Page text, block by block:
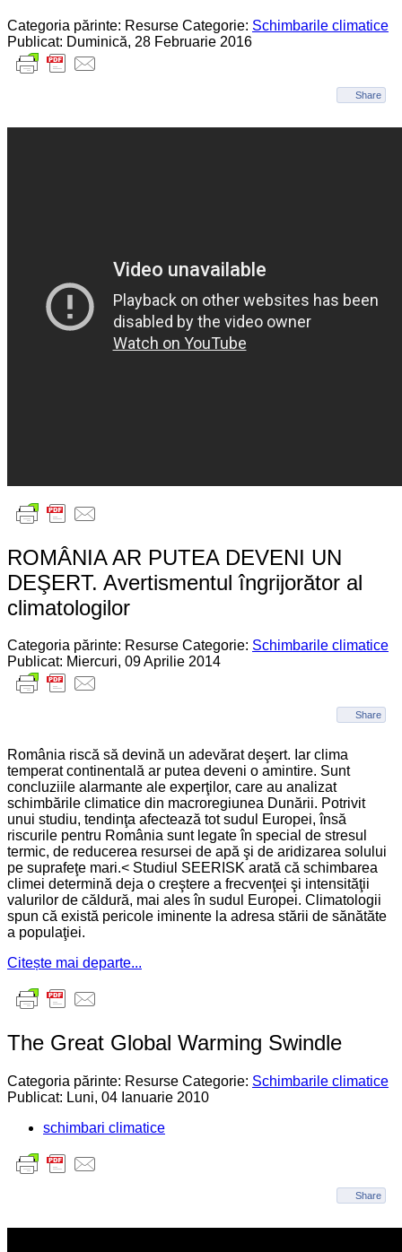
Categoria părinte: Resurse Categorie: Schimbarile climatice
Publicat: Duminică, 28 Februarie 2016
Share
ROMÂNIA AR PUTEA DEVENI UN
DEŞERT. Avertismentul îngrijorător al
climatologilor
Categoria părinte: Resurse Categorie: Schimbarile climatice
Publicat: Miercuri, 09 Aprilie 2014
Share
România riscă să devină un adevărat deşert. Iar clima
temperat continentală ar putea deveni o amintire. Sunt
concluziile alarmante ale experţilor, care au analizat
schimbările climatice din macroregiunea Dunării. Potrivit
unui studiu, tendinţa afectează tot sudul Europei, însă
riscurile pentru România sunt legate în special de stresul
termic, de reducerea resursei de apă şi de aridizarea solului
pe suprafeţe mari.< Studiul SEERISK arată că schimbarea
climei determină deja o creştere a frecvenţei şi intensităţii
valurilor de căldură, mai ales în sudul Europei. Climatologii
spun că există pericole iminente la adresa stării de sănătăte
a populaţiei.
Citește mai departe...
The Great Global Warming Swindle
Categoria părinte: Resurse Categorie: Schimbarile climatice
Publicat: Luni, 04 Ianuarie 2010
schimbari climatice
Share